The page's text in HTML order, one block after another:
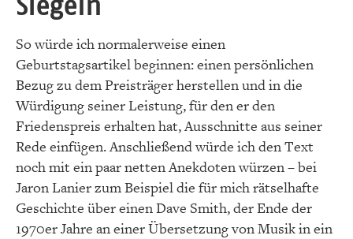
So würde ich normalerweise einen
Geburtstagsartikel beginnen: einen persönlichen
Bezug zu dem Preisträger herstellen und in die
Würdigung seiner Leistung, für den er den
Friedenspreis erhalten hat, Ausschnitte aus seiner
Rede einfügen. Anschließend würde ich den Text
noch mit ein paar netten Anekdoten würzen – bei
Jaron Lanier zum Beispiel die für mich rätselhafte
Geschichte über einen Dave Smith, der Ende der
1970er Jahre an einer Übersetzung von Musik in ein